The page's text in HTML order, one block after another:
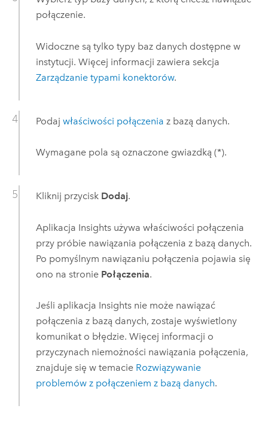
połączenie.
Widoczne są tylko typy baz danych dostępne w
instytucji. Więcej informacji zawiera sekcja
Zarządzanie typami konektorów.
Podaj właściwości połączenia z bazą danych.
Wymagane pola są oznaczone gwiazdką (*).
Kliknij przycisk Dodaj.
Aplikacja Insightsużywa właściwości połączenia
przy próbie nawiązania połączenia z bazą danych.
Po pomyślnym nawiązaniu połączenia pojawia się
ono na stronie Połączenia.
Jeśli aplikacja Insightsnie może nawiązać
połączenia z bazą danych, zostaje wyświetlony
komunikat o błędzie. Więcej informacji o
przyczynach niemożności nawiązania połączenia,
znajduje się w temacie Rozwiązywanie
problemów z połączeniem z bazą danych.